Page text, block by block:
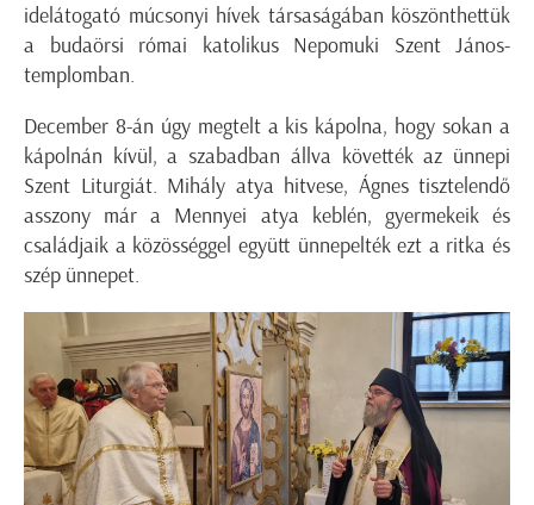
idelátogató múcsonyi hívek társaságában köszönthettük
a budaörsi római katolikus Nepomuki Szent János-
templomban.
December 8-án úgy megtelt a kis kápolna, hogy sokan a
kápolnán kívül, a szabadban állva követték az ünnepi
Szent Liturgiát. Mihály atya hitvese, Ágnes tisztelendő
asszony már a Mennyei atya keblén, gyermekeik és
családjaik a közösséggel együtt ünnepelték ezt a ritka és
szép ünnepet.